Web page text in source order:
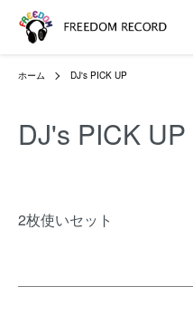
ホーム DJ's PICK UP
DJ's PICK UP
2枚使いセット